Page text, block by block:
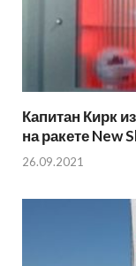
Капитан Кирк
на ракете New
26.09.2021